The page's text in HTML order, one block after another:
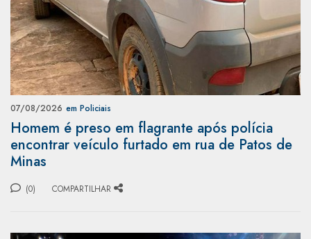
07/08/2026 em Policiais
Homem é preso em flagrante após polícia
encontrar veículo furtado em rua de Patos de
Minas
(0) COMPARTILHAR